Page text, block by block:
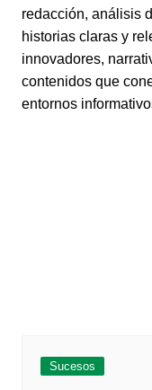
redacción, análisis
historias claras y
innovadores,
contenidos que
entornos
Sucesos